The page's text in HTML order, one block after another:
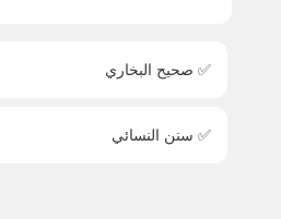
✅ صحيح البخاري
✅ سنن النسائي